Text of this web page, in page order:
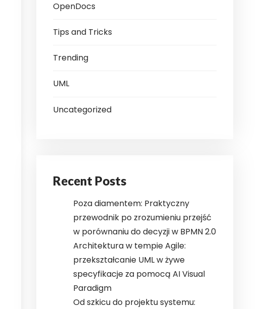
OpenDocs
Tips and Tricks
Trending
UML
Uncategorized
Recent Posts
Poza diamentem: Praktyczny
przewodnik po zrozumieniu przejść
w porównaniu do decyzji w BPMN 2.0
Architektura w tempie Agile:
przekształcanie UML w żywe
specyfikacje za pomocą AI Visual
Paradigm
Od szkicu do projektu systemu: